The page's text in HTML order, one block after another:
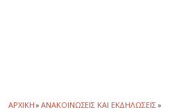
ΑΡΧΙΚΗ» ΑΝΑΚΟΙΝΩΣΕΙΣ ΚΑΙ ΕΚΔΗΛΩΣΕΙΣ»